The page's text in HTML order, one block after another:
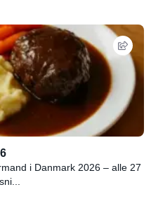
i Danmark 2026 – alle 27